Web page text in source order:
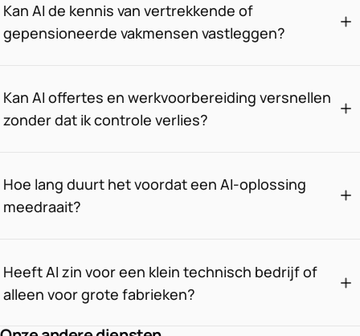
Kan AI de kennis van vertrekkende of
gepensioneerde vakmensen vastleggen?
Kan AI offertes en werkvoorbereiding versnellen
zonder dat ik controle verlies?
Hoe lang duurt het voordat een AI-oplossing
meedraait?
Heeft AI zin voor een klein technisch bedrijf of
alleen voor grote fabrieken?